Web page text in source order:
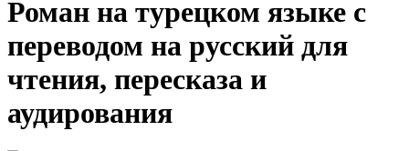
Роман на турецком языке с
переводом на русский для
чтения, пересказа и
аудирования